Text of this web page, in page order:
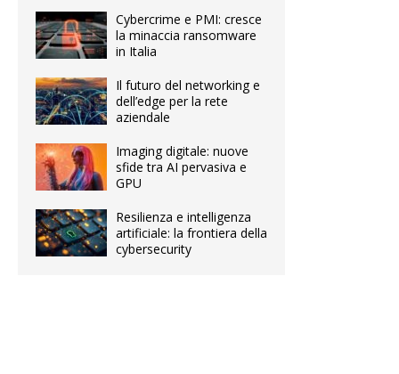
Cybercrime e PMI: cresce
la minaccia ransomware
in Italia
Il futuro del networking e
dell’edge per la rete
aziendale
Imaging digitale: nuove
sfide tra AI pervasiva e
GPU
Resilienza e intelligenza
artificiale: la frontiera della
cybersecurity